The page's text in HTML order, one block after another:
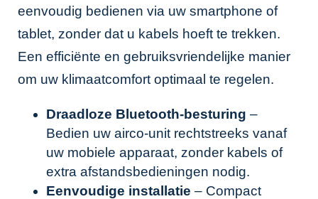
eenvoudig bedienen via uw smartphone of
tablet, zonder dat u kabels hoeft te trekken.
Een efficiënte en gebruiksvriendelijke manier
om uw klimaatcomfort optimaal te regelen.
Draadloze Bluetooth-besturing –
Bedien uw airco-unit rechtstreeks vanaf
uw mobiele apparaat, zonder kabels of
extra afstandsbedieningen nodig.
Eenvoudige installatie – Compact